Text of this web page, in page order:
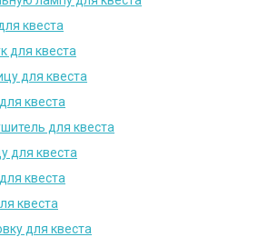
квеста
для квеста
для квеста
квеста
для квеста
для квеста
квеста
квеста
для квеста